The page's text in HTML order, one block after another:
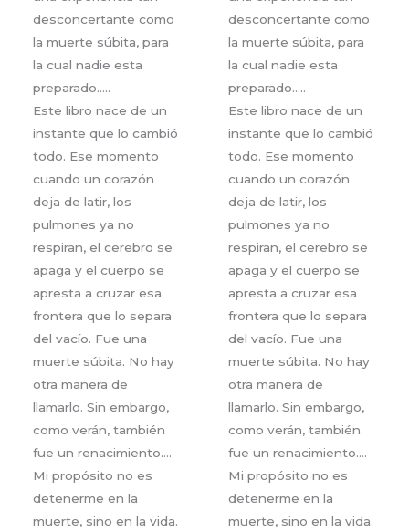
desconcertante como
la muerte súbita, para
la cual nadie esta
preparado…..
Este libro nace de un
instante que lo cambió
todo. Ese momento
cuando un corazón
deja de latir, los
pulmones ya no
respiran, el cerebro se
apaga y el cuerpo se
apresta a cruzar esa
frontera que lo separa
del vacío. Fue una
muerte súbita. No hay
otra manera de
llamarlo. Sin embargo,
como verán, también
fue un renacimiento….
Mi propósito no es
detenerme en la
muerte, sino en la vida.
desconcertante como
la muerte súbita, para
la cual nadie esta
preparado…..
Este libro nace de un
instante que lo cambió
todo. Ese momento
cuando un corazón
deja de latir, los
pulmones ya no
respiran, el cerebro se
apaga y el cuerpo se
apresta a cruzar esa
frontera que lo separa
del vacío. Fue una
muerte súbita. No hay
otra manera de
llamarlo. Sin embargo,
como verán, también
fue un renacimiento….
Mi propósito no es
detenerme en la
muerte, sino en la vida.